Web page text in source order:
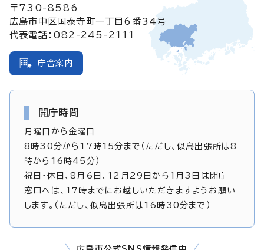
〒730-8586
広島市中区国泰寺町一丁目6番34号
代表電話：082-245-2111
庁舎案内
開庁時間
月曜日から金曜日
8時30分から17時15分まで（ただし、似島出張所は8
時から16時45分）
祝日・休日、8月6日、12月29日から1月3日は閉庁
窓口へは、17時までにお越しいただきますようお願い
します。（ただし、似島出張所は16時30分まで）